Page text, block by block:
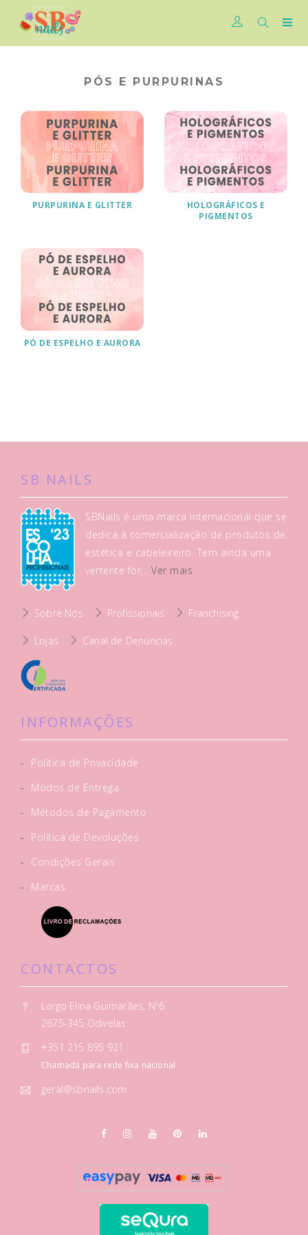
PÓS E PURPURINAS
PURPURINA E GLITTER
HOLOGRÁFICOS E
PIGMENTOS
PÓ DE ESPELHO E AURORA
SB NAILS
SBNails é uma marca internacional que se
dedica à comercialização de produtos de
estética e cabeleireiro. Tem ainda uma
vertente for...Ver mais
Sobre Nós Profissionais Franchising
Lojas Canal de Denúncias
INFORMAÇÕES
-
Política de Privacidade
-
Modos de Entrega
-
Métodos de Pagamento
-
Política de Devoluções
-
Condições Gerais
-
Marcas
CONTACTOS
Largo Elina Guimarães, Nº6
2675-345 Odivelas
+351 215 895 921
Chamada para rede fixa nacional
geral@sbnails.com